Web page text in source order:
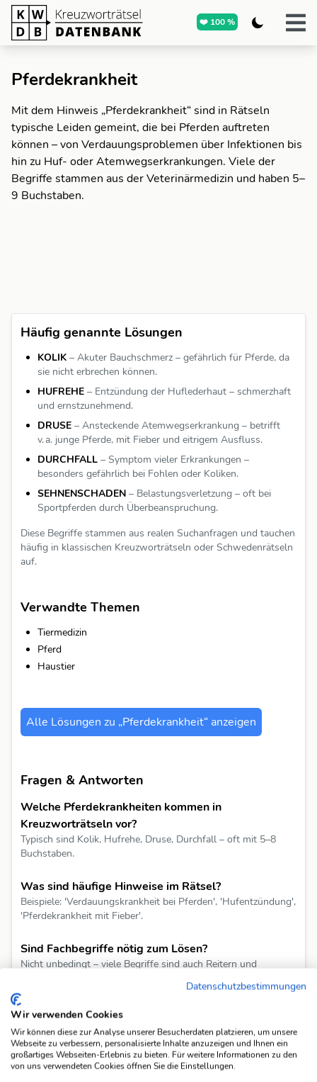
❤️ 100 %
Pferdekrankheit
Mit dem Hinweis „Pferdekrankheit“ sind in Rätseln
typische Leiden gemeint, die bei Pferden auftreten
können – von Verdauungsproblemen über Infektionen bis
hin zu Huf- oder Atemwegserkrankungen. Viele der
Begriffe stammen aus der Veterinärmedizin und haben 5–
9 Buchstaben.
Häufig genannte Lösungen
KOLIK – Akuter Bauchschmerz – gefährlich für Pferde, da
sie nicht erbrechen können.
HUFREHE – Entzündung der Huflederhaut – schmerzhaft
und ernstzunehmend.
DRUSE – Ansteckende Atemwegserkrankung – betrifft
v. a. junge Pferde, mit Fieber und eitrigem Ausfluss.
DURCHFALL – Symptom vieler Erkrankungen –
besonders gefährlich bei Fohlen oder Koliken.
SEHNENSCHADEN – Belastungsverletzung – oft bei
Sportpferden durch Überbeanspruchung.
Diese Begriffe stammen aus realen Suchanfragen und tauchen
häufig in klassischen Kreuzworträtseln oder Schwedenrätseln
auf.
Verwandte Themen
Tiermedizin
Pferd
Haustier
Alle Lösungen zu „Pferdekrankheit“ anzeigen
Fragen & Antworten
Welche Pferdekrankheiten kommen in
Kreuzworträtseln vor?
Typisch sind Kolik, Hufrehe, Druse, Durchfall – oft mit 5–8
Buchstaben.
Was sind häufige Hinweise im Rätsel?
Beispiele: 'Verdauungskrankheit bei Pferden', 'Hufentzündung',
'Pferdekrankheit mit Fieber'.
Sind Fachbegriffe nötig zum Lösen?
Nicht unbedingt – viele Begriffe sind auch Reitern und
Gibt es Überschneidungen mit Krankheiten anderer
Tiere?
Teilweise – Kolik oder Durchfall sind allgemein bekannte
Tierkrankheiten.
Datenschutzbestimmungen
Wir verwenden Cookies
Wir können diese zur Analyse unserer Besucherdaten platzieren, um unsere
Webseite zu verbessern, personalisierte Inhalte anzuzeigen und Ihnen ein
großartiges Webseiten-Erlebnis zu bieten. Für weitere Informationen zu den
von uns verwendeten Cookies öffnen Sie die Einstellungen.